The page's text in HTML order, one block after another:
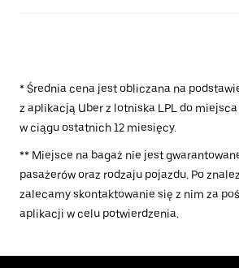
* Średnia cena jest obliczana na
z aplikacją Uber z lotniska LPL do
w ciągu ostatnich 12 miesięcy.
** Miejsce na bagaż nie jest
pasażerów oraz rodzaju pojazdu. Po
zalecamy skontaktowanie się z nim za
aplikacji w celu potwierdzenia.